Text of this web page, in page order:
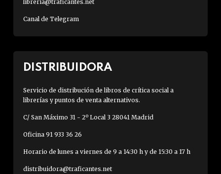
libreria@traficantes.net
Canal de Telegram
DISTRIBUIDORA
Servicio de distribución de libros de crítica social a
librerías y puntos de venta alternativos.
C/ San Máximo 31 - 2º Local 3 28041 Madrid
Oficina 91 933 36 26
Horario de lunes a viernes de 9 a 14:30 h y de 15:30 a 17 h
distribuidora@traficantes.net